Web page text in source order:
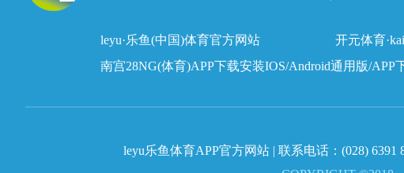
leyu·乐鱼(中国)体育官方网站 开元体育
南宫28NG(体育)APP下载安装IOS/Android通用版/APP
leyu乐鱼体育APP官方网站 | 联系电话： (028) 6391